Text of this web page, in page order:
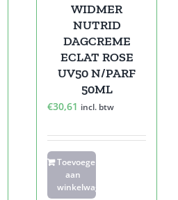
WIDMER
NUTRID
DAGCREME
ECLAT ROSE
UV50 N/PARF
50ML
€30,61 incl. btw
Toevoegen
aan
winkelwagen